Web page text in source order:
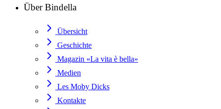
Über Bindella
Übersicht
Geschichte
Magazin «La vita è bella»
Medien
Les Moby Dicks
Kontakte